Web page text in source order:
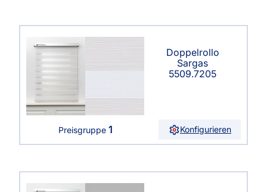
Doppelrollo
Sargas
5509.7205
Preisgruppe 1 Konfigurieren